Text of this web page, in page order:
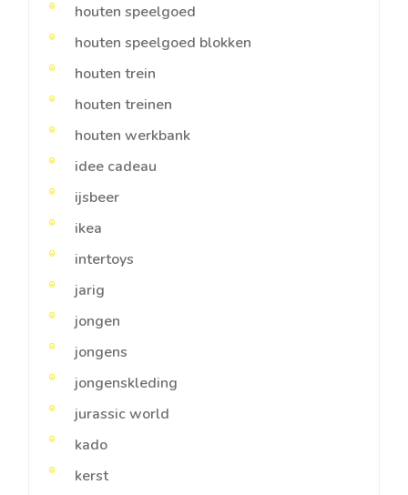
houten speelgoed
houten speelgoed blokken
houten trein
houten treinen
houten werkbank
idee cadeau
ijsbeer
ikea
intertoys
jarig
jongen
jongens
jongenskleding
jurassic world
kado
kerst